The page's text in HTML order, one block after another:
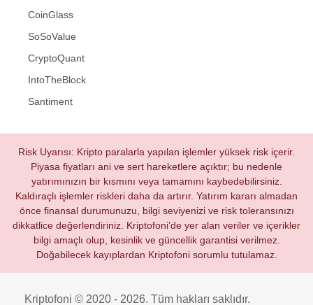
CoinGlass
SoSoValue
CryptoQuant
IntoTheBlock
Santiment
Risk Uyarısı: Kripto paralarla yapılan işlemler yüksek risk içerir.
Piyasa fiyatları ani ve sert hareketlere açıktır; bu nedenle
yatırımınızın bir kısmını veya tamamını kaybedebilirsiniz.
Kaldıraçlı işlemler riskleri daha da artırır. Yatırım kararı almadan
önce finansal durumunuzu, bilgi seviyenizi ve risk toleransınızı
dikkatlice değerlendiriniz. Kriptofoni’de yer alan veriler ve içerikler
bilgi amaçlı olup, kesinlik ve güncellik garantisi verilmez.
Doğabilecek kayıplardan Kriptofoni sorumlu tutulamaz.
Kriptofoni © 2020 - 2026. Tüm hakları saklıdır.